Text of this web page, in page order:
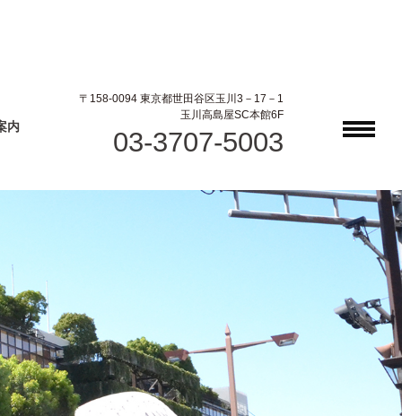
内
〒158-0094 東京都世田谷区玉川3－17－1
玉川高島屋SC本館6F
03-3707-5003